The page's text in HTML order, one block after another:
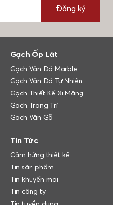
Đăng ký
Gạch Ốp Lát
Gạch Vân Đá Marble
Gạch Vân Đá Tự Nhiên
Gạch Thiết Kế Xi Măng
Gạch Trang Trí
Gạch Vân Gỗ
Tin Tức
Cảm hứng thiết kế
Tin sản phẩm
Tin khuyến mại
Tin công ty